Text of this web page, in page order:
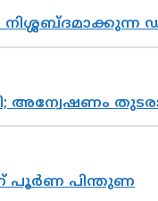
അന്വേഷണം
പൂർണ പിന്തുണ